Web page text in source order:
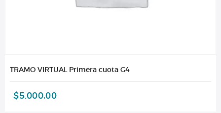
TRAMO VIRTUAL Primera cuota G4
$5.000,00